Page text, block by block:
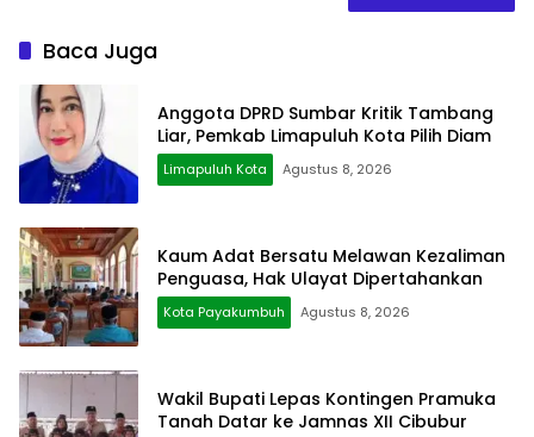
Baca Juga
Anggota DPRD Sumbar Kritik Tambang
Liar, Pemkab Limapuluh Kota Pilih Diam
Limapuluh Kota Agustus 8, 2026
Kaum Adat Bersatu Melawan Kezaliman
Penguasa, Hak Ulayat Dipertahankan
Kota Payakumbuh Agustus 8, 2026
Wakil Bupati Lepas Kontingen Pramuka
Tanah Datar ke Jamnas XII Cibubur